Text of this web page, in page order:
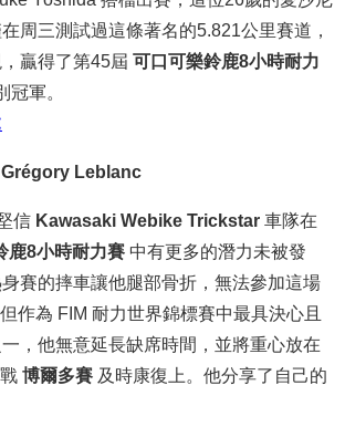
周三測試過這條著名的5.821公里賽道，
贏得了第45屆 可口可樂鈴鹿8小時耐力
冠軍。
Leblanc
信 Kawasaki Webike Trickstar 車隊在
鹿8小時耐力賽 中有更多的潛力未被發
賽的摔車讓他腿部骨折，無法參加這場
作為 FIM 耐力世界錦標賽中最具決心且
，他無意延長缺席時間，並將重心放在
博爾多賽 及時康復上。他分享了自己的